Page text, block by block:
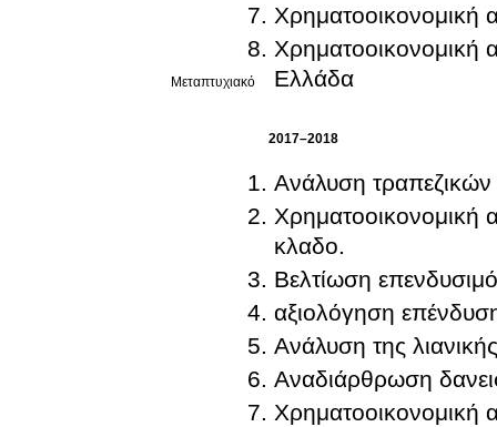
Μεταπτυχιακό
Χρηματοοικονομική
Χρηματοοικονομική
Ελλάδα
2017–2018
Ανάλυση
Χρηματοοικονομική
κλαδο.
Βελτίωση
αξιολόγηση
Ανάλυση της
Αναδιάρθρωση
Χρηματοοικονομική